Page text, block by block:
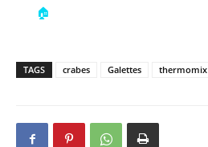
🏠
TAGS crabes Galettes thermomix